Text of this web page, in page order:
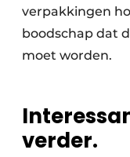
verpakkingen
boodschap dat
moet worden.
verder.